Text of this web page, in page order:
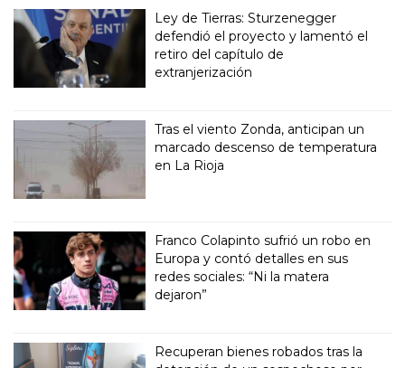
Ley de Tierras: Sturzenegger
defendió el proyecto y lamentó el
retiro del capítulo de
extranjerización
Tras el viento Zonda, anticipan un
marcado descenso de temperatura
en La Rioja
Franco Colapinto sufrió un robo en
Europa y contó detalles en sus
redes sociales: “Ni la matera
dejaron”
Recuperan bienes robados tras la